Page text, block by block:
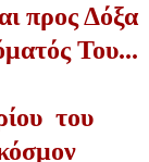
προς Δόξα
Του...
του